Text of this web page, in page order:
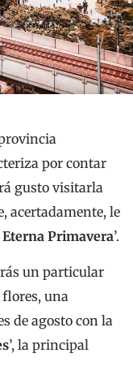
por contar
gusto visitarla
acertadamente, le
Eterna Primavera’.
un particular
una
de agosto con la
’, la principal